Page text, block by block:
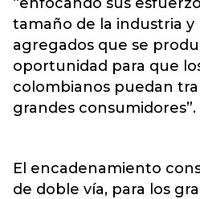
tamaño de la industria y
agregados que se
oportunidad para que
colombianos puedan
grandes consumidores”.
El encadenamiento
de doble vía, para los